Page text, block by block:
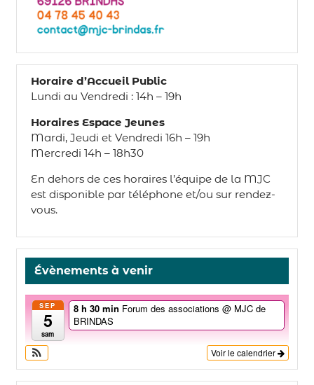
Horaire d’Accueil Public
Lundi au Vendredi : 14h – 19h
Horaires Espace Jeunes
Mardi, Jeudi et Vendredi 16h – 19h
Mercredi 14h – 18h30
En dehors de ces horaires l’équipe de la MJC
est disponible par téléphone et/ou sur rendez-
vous.
Évènements à venir
SEP
5
sam
8 h 30 min Forum des associations @ MJC de
BRINDAS
Voir le calendrier